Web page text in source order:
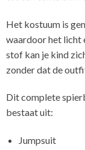
Het kostuum is
waardoor het licht
stof kan je kind
zonder dat de
Dit complete
bestaat uit:
Jumpsuit